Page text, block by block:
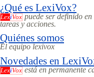
¿Qué es LexiVox?
LexiVox puede ser definido
tareas y acciones.
Quiénes somos
El equipo lexivox
Novedades en
LexiVox está en permanente